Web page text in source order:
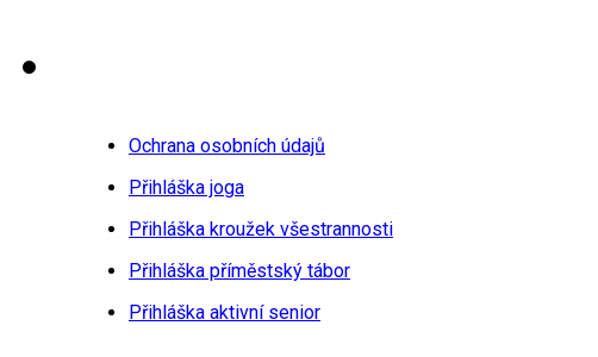
Ochrana osobních údajů
Přihláška joga
Přihláška kroužek všestrannosti
Přihláška příměstský tábor
Přihláška aktivní senior